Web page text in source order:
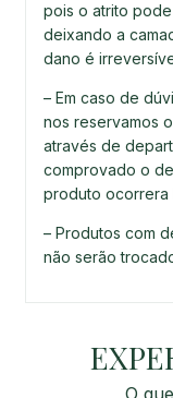
pois o atrito
deixando a
dano é
– Em caso de
nos reservamos
através de
comprovado o
produto ocorrera
– Produtos com
não serão